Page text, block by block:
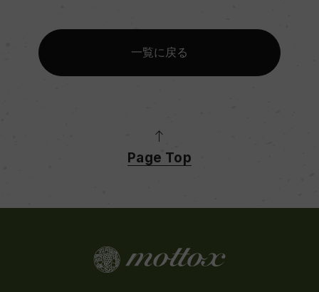
一覧に戻る
Page Top